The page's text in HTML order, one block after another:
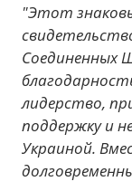
"Этот
лидерство,
поддержку и
Украиной.